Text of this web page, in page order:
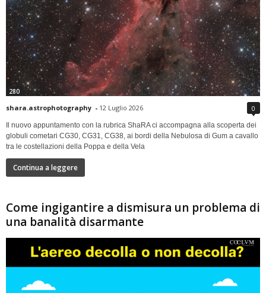
280
shara.astrophotography - 12 Luglio 2026 0
Il nuovo appuntamento con la rubrica ShaRA ci accompagna alla scoperta dei
globuli cometari CG30, CG31, CG38, ai bordi della Nebulosa di Gum a cavallo
tra le costellazioni della Poppa e della Vela
Continua a leggere
Come ingigantire a dismisura un problema di
una banalità disarmante